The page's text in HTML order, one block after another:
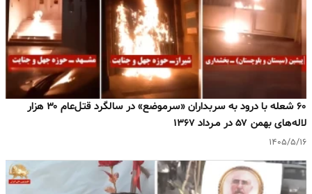
۶۰ شعله با درود به سربداران «سرموضع» در سالگرد قتل‌عام ۳۰ هزار
لاله‌های بهمن ۵۷ در مـرداد ۱۳۶۷
۱۴۰۵/۵/۱۶